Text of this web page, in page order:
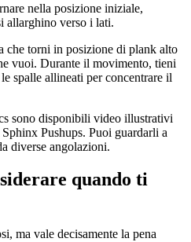
nella posizione iniziale,
allarghino verso i lati.
che torni in posizione di plank alto
vuoi. Durante il movimento, tieni
spalle allineati per concentrare il
sono disponibili video illustrativi
Pushups. Puoi guardarli a
diverse angolazioni.
quando ti
ma vale decisamente la pena